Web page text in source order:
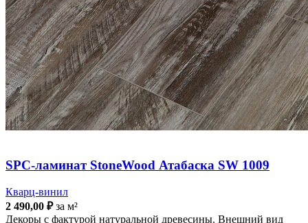
SPC-ламинат StoneWood Атабаска SW 1009
Кварц-винил
2 490,00 ₽за м²
Декоры с фактурой натуральной древесины. Внешний вид